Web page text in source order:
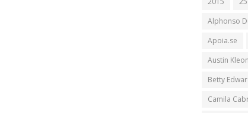
Alphonso
Apoia.se
Austin Kleon
Betty
Camila